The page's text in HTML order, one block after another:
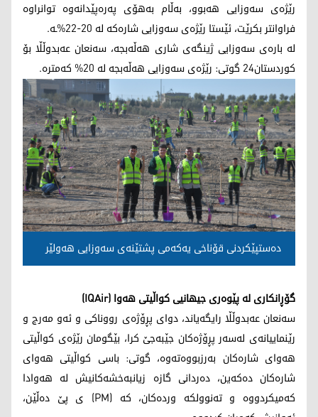
رێژەی سەوزایی هەبوو، بەڵام بەهۆی پەرەپێدانەوە توانراوە
فراوانتر بکرێت، ئێستا رێژەی سەوزایی شارەکە لە 20-22%ـە.
لە بارەی سەوزایی ژینگەی شاری هەڵەبجە، سەنعان عەبدوڵڵا بۆ
کوردستان24 گوتی: رێژەی سەوزایی هەڵەبجە لە 20% کەمترە.
دەستپێکردنی قۆناخی یەکەمی پشتێنەی سەوزایی هەولێر
گۆڕانکاری لە پێوەری جیهانیی کواڵیتی هەوا (IQAir)
سەنعان عەبدوڵڵا رایگەیاند، دوای پڕۆژەی رووناکی و ئەو مەرج و
رێنماییانەی لەسەر پڕۆژەکان جێبەجێ کرا، بێگومان رێژەی کواڵیتی
هەوای شارەکان بەرزبووەتەوە، گوتی: باسی کواڵیتی هەوای
شارەکان دەکەین، دەردانی گازە زیانبەخشەکانیش لە هەوادا
کەمیکردووە و تەنوولکە وردەکان، کە (PM) ی پێ دەڵێن،